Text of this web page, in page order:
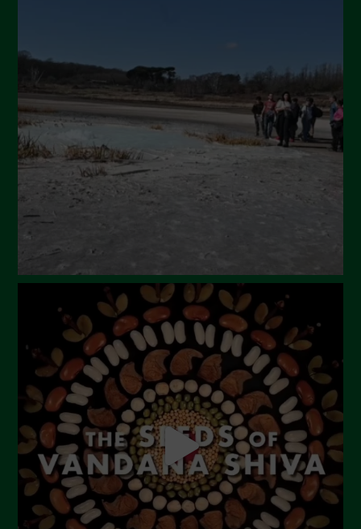
Settembre 2024
Luglio 2024
Maggio 2024
Aprile 2024
Marzo 2024
Febbraio 2024
Ottobre 2023
Settembre 2023
Agosto 2023
Luglio 2023
Giugno 2023
Maggio 2023
Aprile 2023
Marzo 2023